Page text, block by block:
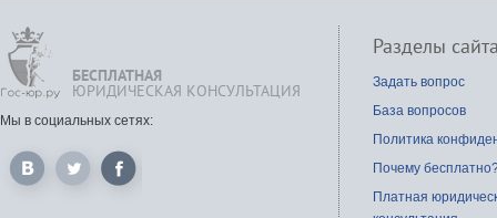
БЕСПЛАТНАЯ
ЮРИДИЧЕСКАЯ КОНСУЛЬТАЦИЯ
Мы в социальных сетях:
Разделы
Задать вопрос
База вопросов
Политика
Почему
Платная